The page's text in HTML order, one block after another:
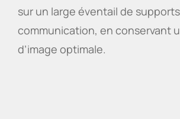
sur un large éventail de
communication, en conservant
d’image optimale.